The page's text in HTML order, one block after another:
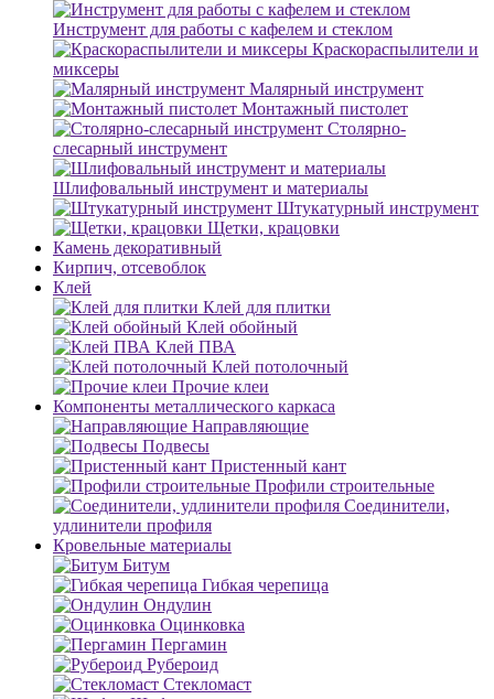
Инструмент для работы с кафелем и стеклом
Краскораспылители и
миксеры
Малярный инструмент
Монтажный пистолет
Столярно-
слесарный инструмент
Шлифовальный инструмент и материалы
Штукатурный инструмент
Щетки, крацовки
Камень декоративный
Кирпич, отсевоблок
Клей
Клей для плитки
Клей обойный
Клей ПВА
Клей потолочный
Прочие клеи
Компоненты металлического каркаса
Направляющие
Подвесы
Пристенный кант
Профили строительные
Соединители,
удлинители профиля
Кровельные материалы
Битум
Гибкая черепица
Ондулин
Оцинковка
Пергамин
Рубероид
Стекломаст